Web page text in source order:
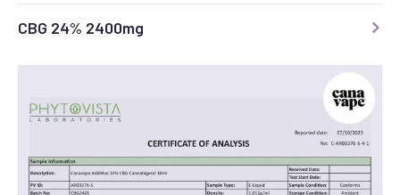
CBG 24% 2400mg